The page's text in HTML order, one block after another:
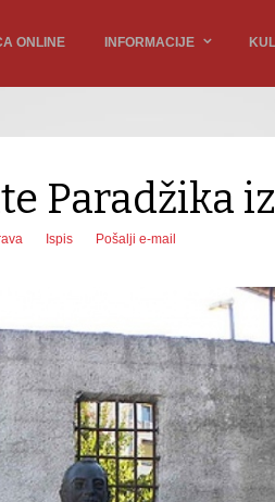
ONLINE INFORMACIJE
Paradžika
Ispis Pošalji e-mail